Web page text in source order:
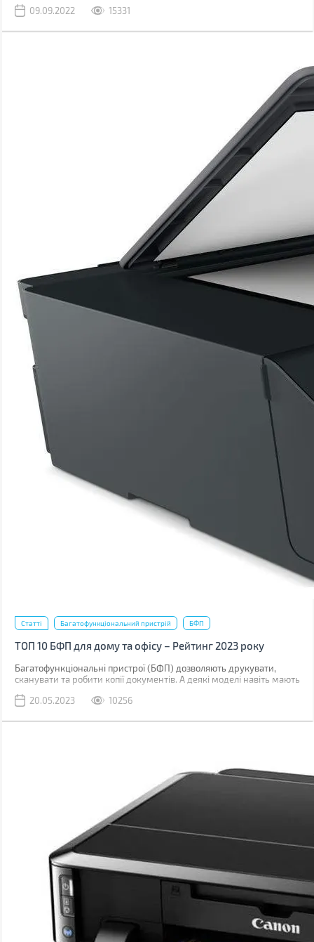
поєднує різні БФП. Інші характеристики можуть суттєво
09.09.2022 15331
Статті Багатофункціональний пристрій БФП
ТОП 10 БФП для дому та офісу – Рейтинг 2023 року
Багатофункціональні пристрої (БФП) дозволяють друкувати,
сканувати та робити копії документів. А деякі моделі навіть мають
20.05.2023
10256